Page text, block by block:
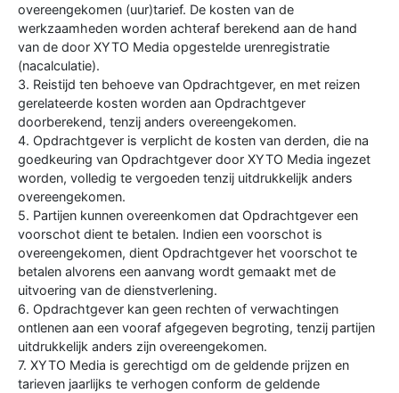
overeengekomen (uur)tarief. De kosten van de
werkzaamheden worden achteraf berekend aan de hand
van de door XYTO Media opgestelde urenregistratie
(nacalculatie).
3. Reistijd ten behoeve van Opdrachtgever, en met reizen
gerelateerde kosten worden aan Opdrachtgever
doorberekend, tenzij anders overeengekomen.
4. Opdrachtgever is verplicht de kosten van derden, die na
goedkeuring van Opdrachtgever door XYTO Media ingezet
worden, volledig te vergoeden tenzij uitdrukkelijk anders
overeengekomen.
5. Partijen kunnen overeenkomen dat Opdrachtgever een
voorschot dient te betalen. Indien een voorschot is
overeengekomen, dient Opdrachtgever het voorschot te
betalen alvorens een aanvang wordt gemaakt met de
uitvoering van de dienstverlening.
6. Opdrachtgever kan geen rechten of verwachtingen
ontlenen aan een vooraf afgegeven begroting, tenzij partijen
uitdrukkelijk anders zijn overeengekomen.
7. XYTO Media is gerechtigd om de geldende prijzen en
tarieven jaarlijks te verhogen conform de geldende